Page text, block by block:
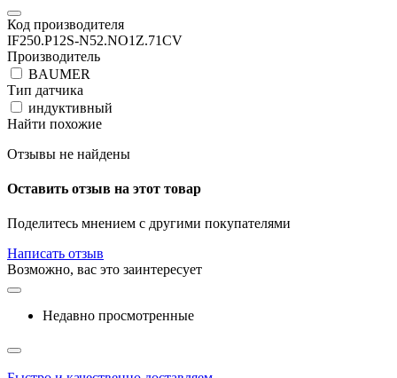
Код производителя
IF250.P12S-N52.NO1Z.71CV
Производитель
BAUMER
Тип датчика
индуктивный
Найти похожие
Отзывы не найдены
Оставить отзыв на этот товар
Поделитесь мнением с другими покупателями
Написать отзыв
Возможно, вас это заинтересует
Недавно просмотренные